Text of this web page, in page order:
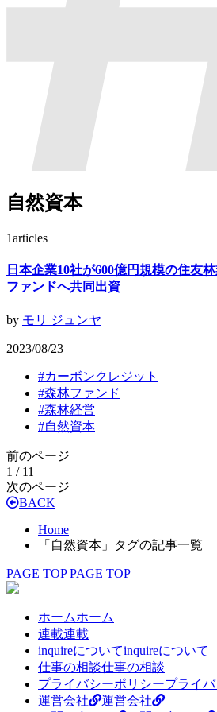
自然資本
1articles
日本企業10社が600億円規模の住友
ファンドへ共同出資
by モリ ジュンヤ
2023/08/23
#カーボンクレジット
#森林ファンド
#森林経営
#自然資本
前のページ
1 / 11
次のページ
BACK
Home
「自然資本」タグの記事一覧
PAGE TOP PAGE TOP
ホームホーム
連載連載
inquireについてinquireについて
仕事の相談仕事の相談
プライバシーポリシープライ
運営会社
運営会社